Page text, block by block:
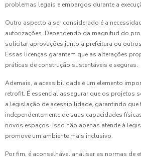
problemas legais e embargos durante a
Outro aspecto a ser considerado é a
autorizações. Dependendo da magnitud do
solicitar aprovações junto à prefeitura ou
Essas licenças garantem que as alterações
práticas de construção sustentáveis e seguras.
Ademais, a acessibilidade é um elemento
retrofit. É essencial assegurar que os projetos
a legislação de acessibilidade, garantindo
independentemente de suas capacidades
novos espaços. Isso não apenas atende à
promove um ambiente mais inclusivo.
Por fim, é aconselhável analisar as normas de